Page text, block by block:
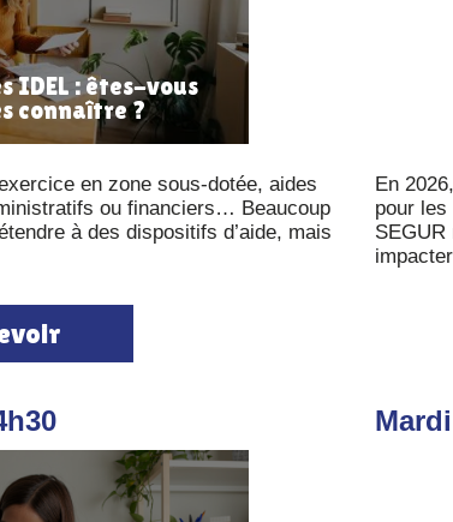
IDEL : êtes-vous
connaître ?
en zone sous-dotée, aides
ou financiers… Beaucoup
à des dispositifs d’aide, mais
En
pour